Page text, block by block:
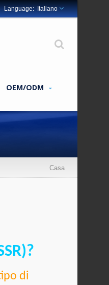
Italiano
OEM/ODM
Casa
di